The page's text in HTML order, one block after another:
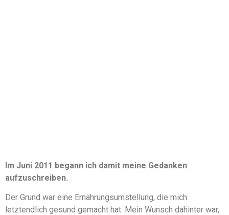
Im Juni 2011 begann ich damit meine Gedanken
aufzuschreiben.
Der Grund war eine Ernährungsumstellung, die mich
letztendlich gesund gemacht hat. Mein Wunsch dahinter war,